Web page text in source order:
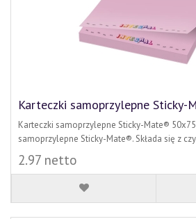
Karteczki samoprzylepne Sticky-
Karteczki samoprzylepne Sticky-Mate®
samoprzylepne Sticky-Mate®. Składa się z
2.97 netto